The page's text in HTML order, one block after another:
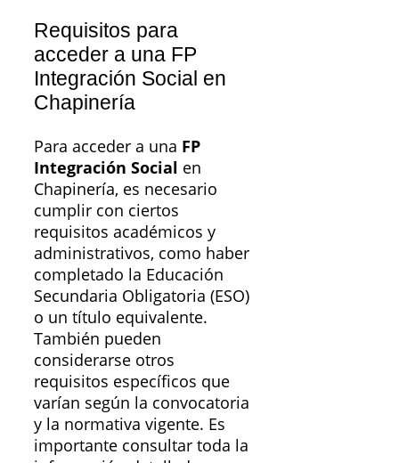
Requisitos para
acceder a una FP
Integración Social en
Chapinería
Para acceder a una FP
Integración Social en
Chapinería, es necesario
cumplir con ciertos
requisitos académicos y
administrativos, como haber
completado la Educación
Secundaria Obligatoria (ESO)
o un título equivalente.
También pueden
considerarse otros
requisitos específicos que
varían según la convocatoria
y la normativa vigente. Es
importante consultar toda la